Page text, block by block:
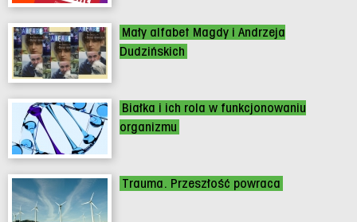
Mały alfabet Magdy i Andrzeja
Dudzińskich
Białka i ich rola w funkcjonowaniu
organizmu
Trauma. Przeszłość powraca